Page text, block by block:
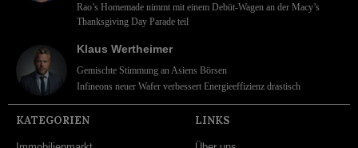
Rao’s Homemade nimmt mit einem Debüt-Wagen an der Macy’s
Thanksgiving Day Parade teil
Klaus Wertheimer
Gemischte Stimmung an Asiens Börsen
Infineons neuer Wafer verbessert Energieeffizienz drastisch
KATEGORIEN LINKS